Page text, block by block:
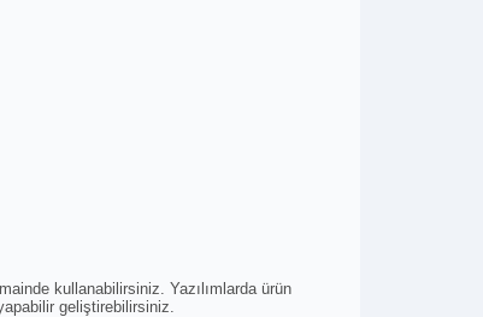
kullanabilirsiniz. Yazılımlarda ürün
geliştirebilirsiniz.